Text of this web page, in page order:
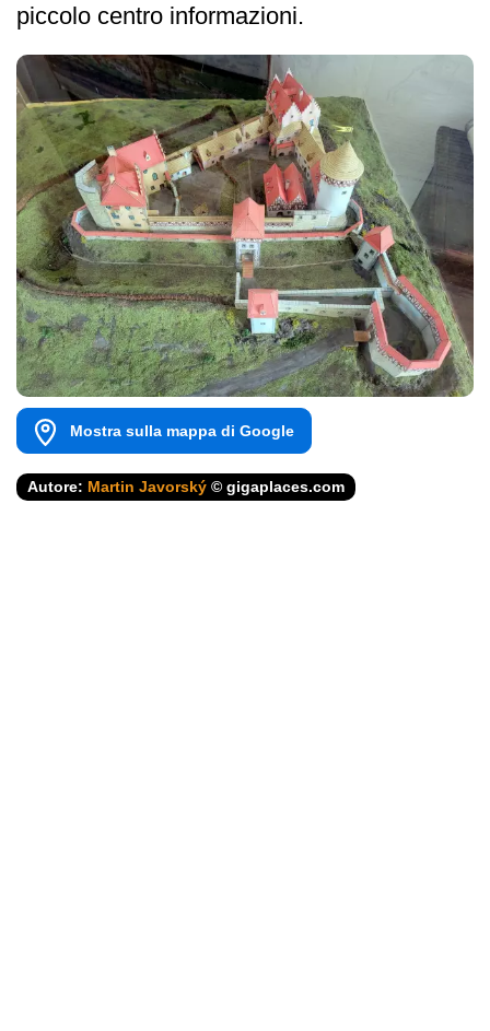
piccolo centro informazioni.
Mostra sulla mappa di Google
Autore: Martin Javorský © gigaplaces.com